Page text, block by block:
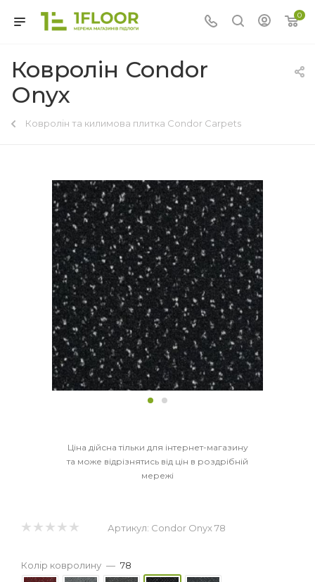
0
Ковролін Condor
Onyx
Ковролін та килимова плитка Condor Carpets
Ціна дійсна тільки для інтернет-магазину
та може відрізнятись від цін в роздрібній
мережі
Артикул: Condor Onyx 78
Колір ковролину — 78